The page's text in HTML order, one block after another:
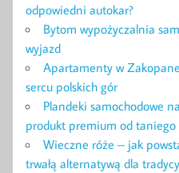
odpowiedni autokar?
Bytom wypożyczalnia
wyjazd
Apartamenty w
sercu polskich gór
Plandeki samochodowe
produkt premium od
Wieczne róże – jak
trwałą alternatywą dla